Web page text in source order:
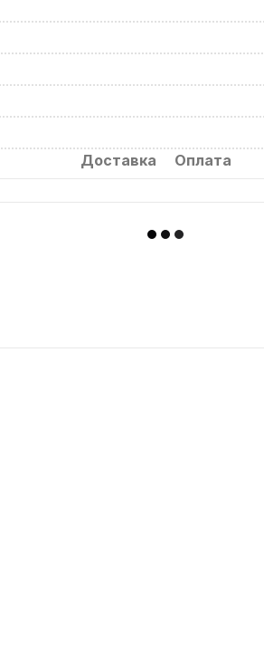
Доставка Оплата